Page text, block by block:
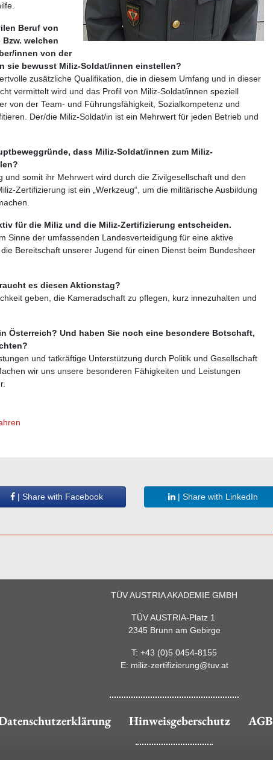
Beruf von
welchen
innen von der
sie bewusst Miliz-Soldat/innen einstellen?
zusätzliche Qualifikation, die in diesem Umfang und in dieser
vermittelt wird und das Profil von Miliz-Soldat/innen speziell
von der Team- und Führungsfähigkeit, Sozialkompetenz und
Der/die Miliz-Soldat/in ist ein Mehrwert für jeden Betrieb und
dass Miliz-Soldat/innen zum Miliz-
und somit ihr Mehrwert wird durch die Zivilgesellschaft und den
Zertifizierung ist ein „Werkzeug“, um die militärische Ausbildung
für die Miliz und die Miliz-Zertifizierung entscheiden.
Sinne der umfassenden Landesverteidigung für eine aktive
Bereitschaft unserer Jugend für einen Dienst beim Bundesheer
es diesen Aktionstag?
geben, die Kameradschaft zu pflegen, kurz innezuhalten und
Österreich? Und haben Sie noch eine besondere Botschaft,
und tatkräftige Unterstützung durch Politik und Gesellschaft
wir uns unsere besonderen Fähigkeiten und Leistungen
| Share with Facebook | Share with LinkedIn
TÜV AUSTRIA AKADEMIE GMBH
TÜV AUSTRIA-Platz 1
2345 Brunn am Gebirge
T: +43 (0)5 0454-8155
E: miliz-zertifizierung@tuv.at
Hinweisgeberschutz AGB